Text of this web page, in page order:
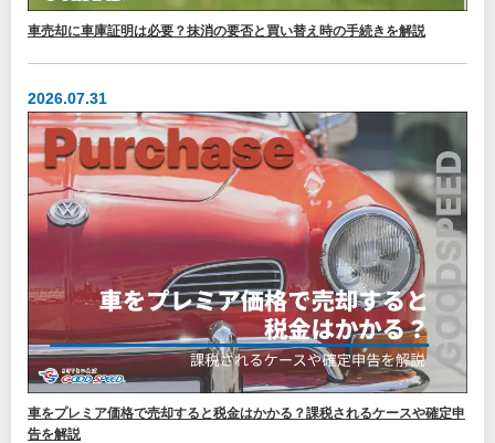
車売却に車庫証明は必要？抹消の要否と買い替え時の手続きを解説
2026.07.31
車をプレミア価格で売却すると税金はかかる？課税されるケースや確定申
告を解説